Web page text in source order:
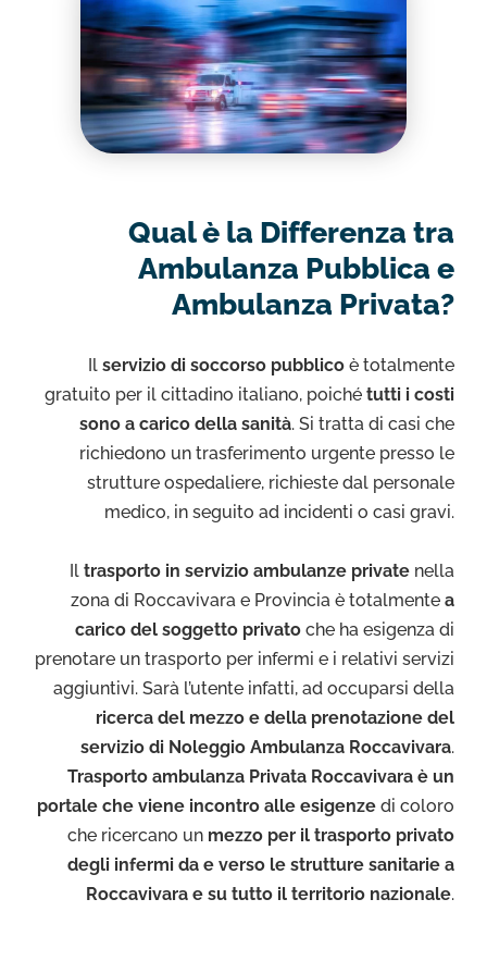
Qual è la Differenza tra
Ambulanza Pubblica e
Ambulanza Privata?
Il servizio di soccorso pubblico è totalmente
gratuito per il cittadino italiano, poiché tutti i costi
sono a carico della sanità. Si tratta di casi che
richiedono un trasferimento urgente presso le
strutture ospedaliere, richieste dal personale
medico, in seguito ad incidenti o casi gravi.
Il trasporto in servizio ambulanze private nella
zona di Roccavivara e Provincia è totalmente a
carico del soggetto privato che ha esigenza di
prenotare un trasporto per infermi e i relativi servizi
aggiuntivi. Sarà l’utente infatti, ad occuparsi della
ricerca del mezzo e della prenotazione del
servizio di Noleggio Ambulanza Roccavivara.
Trasporto ambulanza Privata Roccavivara è un
portale che viene incontro alle esigenze di coloro
che ricercano un mezzo per il trasporto privato
degli infermi da e verso le strutture sanitarie a
Roccavivara e su tutto il territorio nazionale.